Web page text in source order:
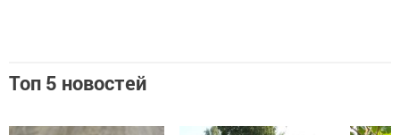
Топ 5 новостей